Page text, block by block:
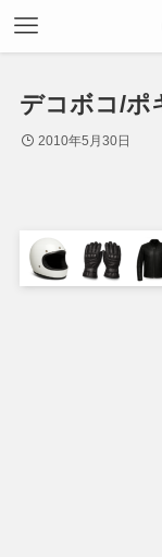
デコボコ/ポ
2010年5月30日